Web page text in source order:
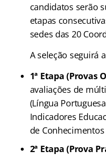
candidatos serão
etapas
sedes das 20
A seleção seguirá
1ª Etapa (Provas
avaliações de
(Língua
Indicadores
de
2ª Etapa (Prova